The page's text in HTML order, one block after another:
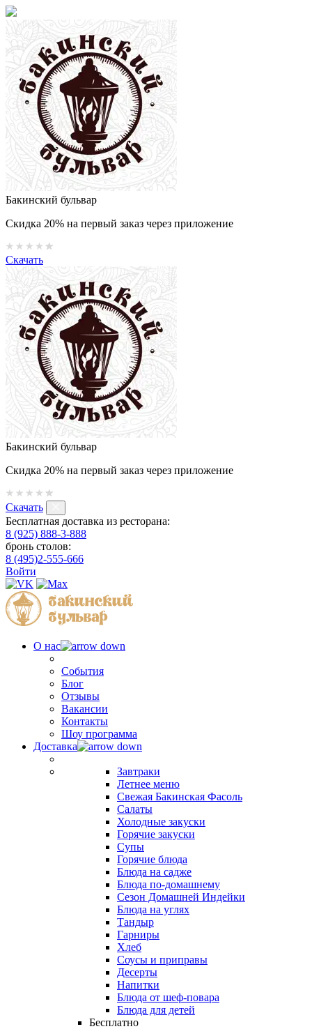
Бакинский бульвар
Скидка 20% на первый заказ через приложение
Скачать
Бакинский бульвар
Скидка 20% на первый заказ через приложение
Скачать
Бесплатная доставка из ресторана:
8 (925) 888-3-888
бронь столов:
8 (495)2-555-666
Войти
О нас
События
Блог
Отзывы
Вакансии
Контакты
Шоу программа
Доставка
Завтраки
Летнее меню
Свежая Бакинская Фасоль
Салаты
Холодные закуски
Горячие закуски
Супы
Горячие блюда
Блюда на садже
Блюда по-домашнему
Сезон Домашней Индейки
Блюда на углях
Тандыр
Гарниры
Хлеб
Соусы и приправы
Десерты
Напитки
Блюда от шеф-повара
Блюда для детей
Бесплатно